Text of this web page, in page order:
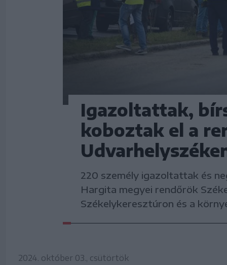
Igazoltattak,
koboztak el a
220 személy igazoltattak és
Hargita megyei rendőrök
Székelykeresztúron és a
2024. október 03., csütörtök